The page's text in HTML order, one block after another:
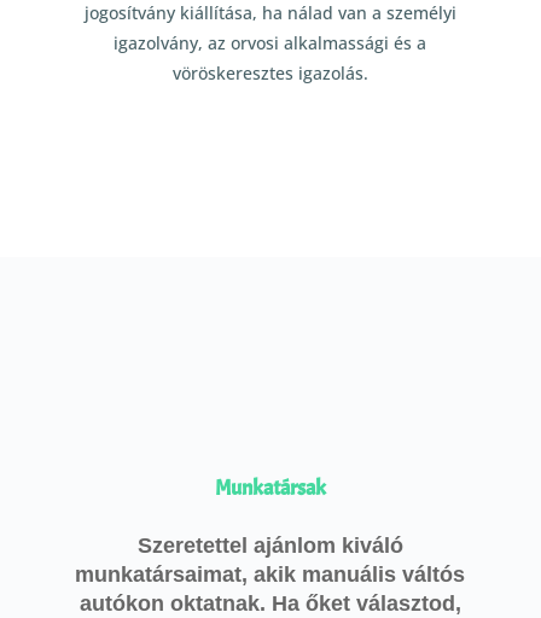
jogosítvány kiállítása, ha nálad van a személyi
igazolvány, az orvosi alkalmassági és a
vöröskeresztes igazolás.
Munkatársak
Szeretettel ajánlom kiváló
munkatársaimat, akik manuális váltós
autókon oktatnak. Ha őket választod,